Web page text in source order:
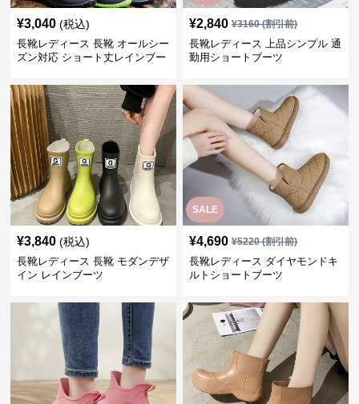
¥3,040 (税込)
長靴レディース 長靴 オールシー
ズン対応 ショート丈レインブー
¥2,840 ¥3160(割引前)
長靴レディース 上品シンプル 通
勤用ショートブーツ
¥3,840 (税込)
長靴レディース 長靴 モダンデザ
イン レインブーツ
SALE
¥4,690 ¥5220(割引前)
長靴レディース ダイヤモンドキ
ルトショートブーツ